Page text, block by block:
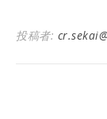
投稿者: